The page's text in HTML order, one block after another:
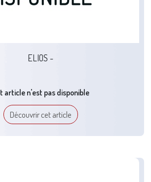
ELIOS -
article n'est pas disponible
Découvrir cet article